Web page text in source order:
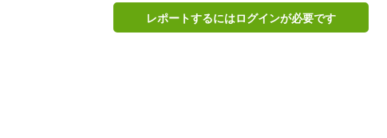
レポートするにはログインが必要です